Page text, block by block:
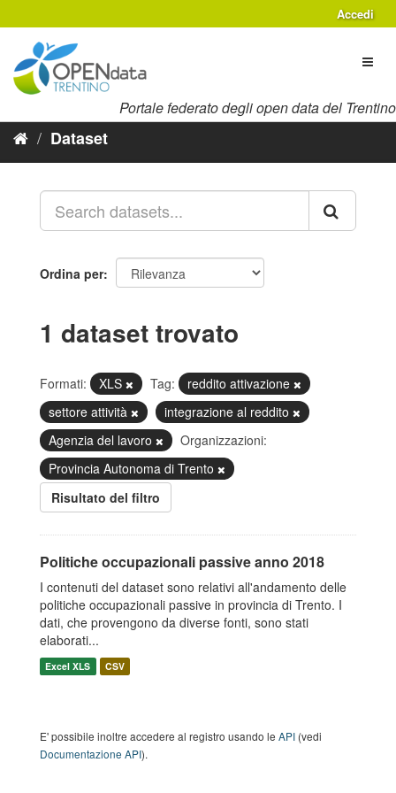
al
contenuto
Accedi
Portale federato degli open data del Trentino
Dataset
Ordina per
1 dataset trovato
Formati: XLS Tag:
reddito attivazione
settore attività
integrazione al reddito
Agenzia del lavoro
Organizzazioni:
Provincia Autonoma di Trento
Risultato del filtro
Politiche occupazionali passive anno 2018
I contenuti del dataset sono relativi all'andamento delle
politiche occupazionali passive in provincia di Trento. I
dati, che provengono da diverse fonti, sono stati
elaborati...
Excel XLS CSV
E' possibile inoltre accedere al registro usando le API (vedi
Documentazione API).